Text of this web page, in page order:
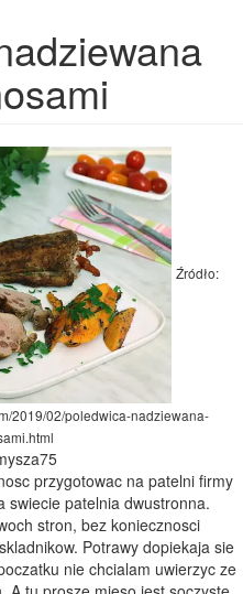
Źródło:
2019/02/poledwica-nadziewana-
przygotowac na patelni firmy
swiecie patelnia dwustronna.
stron, bez koniecznosci
Potrawy dopiekaja sie
nie chcialam uwierzyc ze